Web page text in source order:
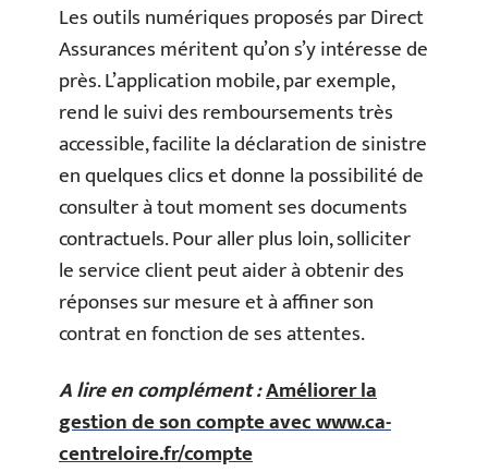
Les outils numériques proposés par Direct
Assurances méritent qu’on s’y intéresse de
près. L’application mobile, par exemple,
rend le suivi des remboursements très
accessible, facilite la déclaration de sinistre
en quelques clics et donne la possibilité de
consulter à tout moment ses documents
contractuels. Pour aller plus loin, solliciter
le service client peut aider à obtenir des
réponses sur mesure et à affiner son
contrat en fonction de ses attentes.
A lire en complément :Améliorer la
gestion de son compte avec www.ca-
centreloire.fr/compte